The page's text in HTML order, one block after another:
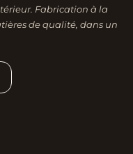
Fabrication à la
de qualité, dans un